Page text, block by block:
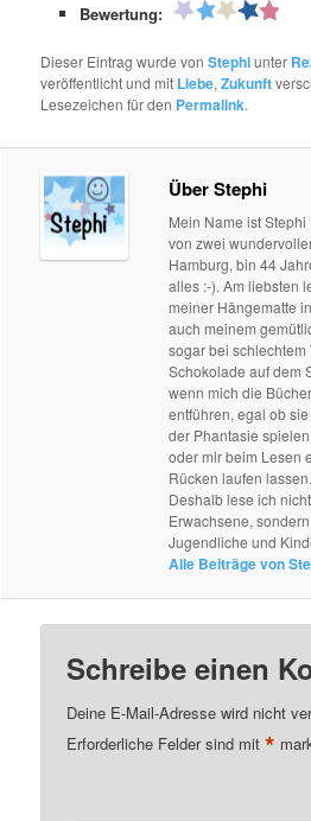
Bewertung:
Dieser Eintrag wurde vonStephiunter
veröffentlicht und mit Liebe,Zukunft
Lesezeichen für den Permalink.
Über Stephi
Mein Name ist
von zwei
Hamburg, bin 44
alles :-). Am liebsten
meiner Hängematte
auch meinem
sogar bei
Schokolade auf dem
wenn mich die
entführen, egal ob
der Phantasie
oder mir beim Lesen
Rücken laufen
Deshalb lese ich
Erwachsene,
Jugendliche und
Alle Beiträge von
Schreibe einen
Deine E-Mail-Adresse wird nicht
Erforderliche Felder sind mit*